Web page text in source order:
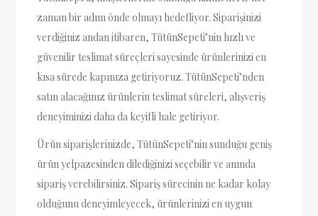
zaman bir adım önde olmayı hedefliyor. Siparişinizi
verdiğiniz andan itibaren, TütünSepeti’nin hızlı ve
güvenilir teslimat süreçleri sayesinde ürünlerinizi en
kısa sürede kapınıza getiriyoruz. TütünSepeti’nden
satın alacağınız ürünlerin teslimat süreleri, alışveriş
deneyiminizi daha da keyifli hale getiriyor.
Ürün siparişlerinizde, TütünSepeti’nin sunduğu geniş
ürün yelpazesinden dilediğinizi seçebilir ve anında
sipariş verebilirsiniz. Sipariş sürecinin ne kadar kolay
olduğunu deneyimleyecek, ürünlerinizi en uygun